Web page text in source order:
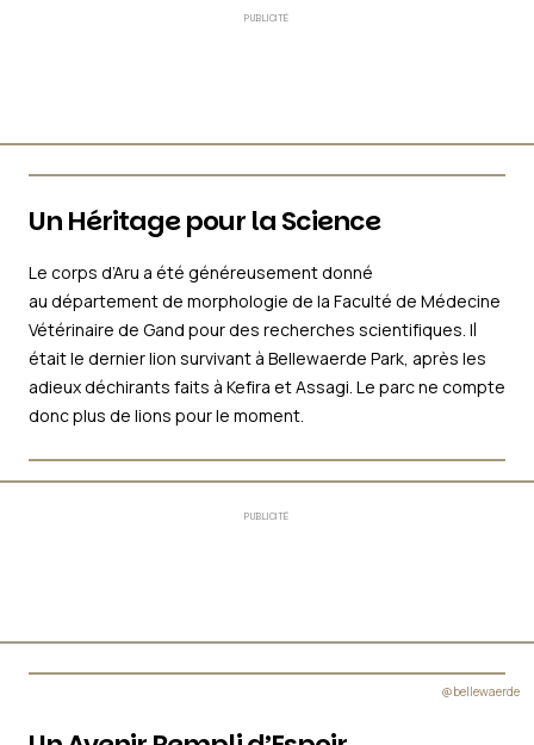
PUBLICITÉ
Un Héritage pour la Science
Le corps d’Aru a été généreusement donné
au département de morphologie de la Faculté de Médecine
Vétérinaire de Gand pour des recherches scientifiques. Il
était le dernier lion survivant à Bellewaerde Park, après les
adieux déchirants faits à Kefira et Assagi. Le parc ne compte
donc plus de lions pour le moment.
PUBLICITÉ
@bellewaerde